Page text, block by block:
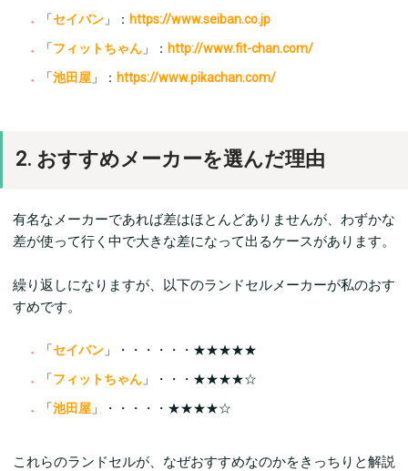
「セイバン 」： https://www.seiban.co.jp
「フィットちゃん 」： http://www.fit-chan.com/
「池田屋 」： https://www.pikachan.com/
2. おすすめメーカーを選んだ理由
有名なメーカーであれば差はほとんどありませんが、わずかな
差が使って行く中で大きな差になって出るケースがあります。
繰り返しになりますが、以下のランドセルメーカーが私のおす
すめです。
「セイバン 」・・・・・・★★★★★
「フィットちゃん 」・・・★★★★☆
「池田屋 」・・・・・★★★★☆
これらのランドセルが、なぜおすすめなのかをきっちりと解説